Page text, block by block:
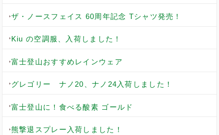
ザ・ノースフェイス 60周年記念 Tシャツ発売！
Kiu の空調服、入荷しました！
富士登山おすすめレインウェア
グレゴリー ナノ20、ナノ24入荷しました！
富士登山に！食べる酸素 ゴールド
熊撃退スプレー入荷しました！